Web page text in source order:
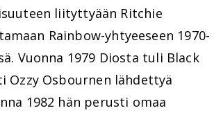
liityttyään Ritchie
Rainbow-yhtyeeseen 1970-
Vuonna 1979 Diosta tuli Black
Ozzy Osbournen lähdettyä
1982 hän perusti omaa